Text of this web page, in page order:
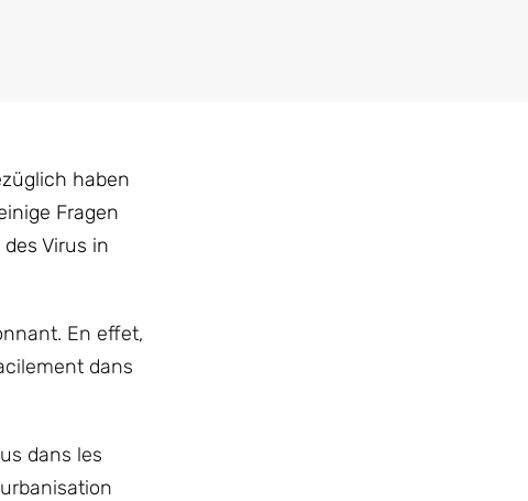
haben
Fragen
Virus in
En effet,
dans
dans les